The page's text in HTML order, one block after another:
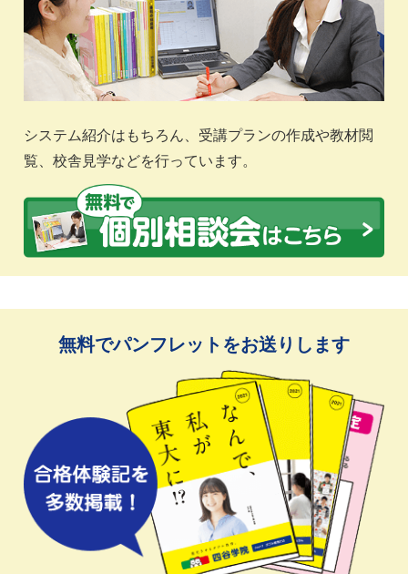
システム紹介はもちろん、受講プランの作成や教材閲
覧、校舎見学などを行っています。
無料でパンフレットをお送りします